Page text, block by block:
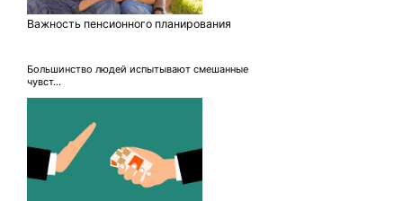
Важность пенсионного планирования
Большинство людей испытывают смешанные
чувст...